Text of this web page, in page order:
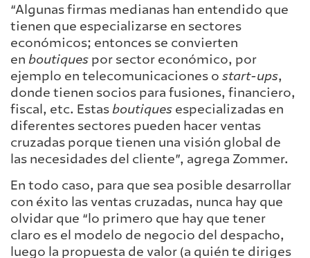
“Algunas firmas medianas han entendido que
tienen que especializarse en sectores
económicos; entonces se convierten
en boutiques por sector económico, por
ejemplo en telecomunicaciones o start-ups,
donde tienen socios para fusiones, financiero,
fiscal, etc. Estasboutiques especializadas en
diferentes sectores pueden hacer ventas
cruzadas porque tienen una visión global de
las necesidades del cliente”, agrega Zommer.
En todo caso, para que sea posible desarrollar
con éxito las ventas cruzadas, nunca hay que
olvidar que “lo primero que hay que tener
claro es el modelo de negocio del despacho,
luego la propuesta de valor (a quién te diriges